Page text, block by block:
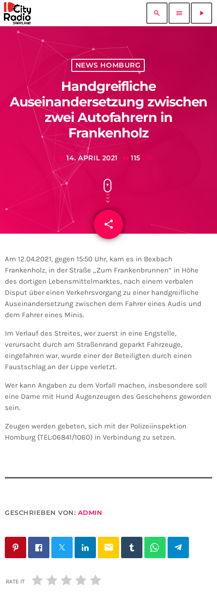
search menu play_arrow
NEWS HOMBURG
Handgreifliche
Auseinandersetzung zwischen
zwei Autofahrern in
Frankenholz
today 14. APRIL 2021 115
share
email
Am 12.04.2021, gegen 15:50 Uhr, kam es in Bexbach
Frankenholz, in der Straße „Zum Frankenbrunnen“ in Höhe
des dortigen Lebensmittelmarktes, nach einem verbalen
Disput über einen Verkehrsvorgang zu einer handgreifliche
Auseinandersetzung zwischen dem Fahrer eines Audis und
dem Fahrer eines Minis.
Im Verlauf des Streites, wer zuerst in eine Engstelle,
verursacht durch am Straßenrand geparkt Fahrzeuge,
eingefahren war, wurde einer der Beteiligten durch einen
Faustschlag an der Lippe verletzt.
Wer kann Angaben zu dem Vorfall machen, insbesondere soll
eine Dame mit Hund Augenzeugen des Geschehens geworden
sein.
Zeugen werden gebeten, sich mit der Polizeiinspektion
Homburg (TEL:06841/1060) in Verbindung zu setzen.
GESCHRIEBEN VON: ADMIN
email
RATE IT